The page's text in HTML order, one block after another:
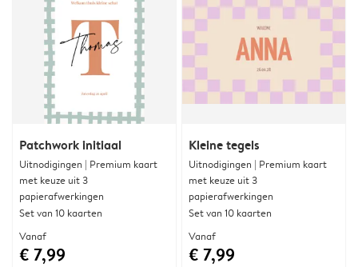
Patchwork initiaal
Uitnodigingen | Premium kaart
met keuze uit 3
papierafwerkingen
Set van 10 kaarten
Vanaf
€ 7,99
Kleine tegels
Uitnodigingen | Premium kaart
met keuze uit 3
papierafwerkingen
Set van 10 kaarten
Vanaf
€ 7,99